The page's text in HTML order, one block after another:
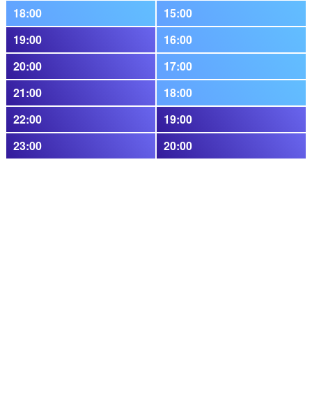
18:00
15:00
19:00
16:00
20:00
17:00
21:00
18:00
22:00
19:00
23:00
20:00